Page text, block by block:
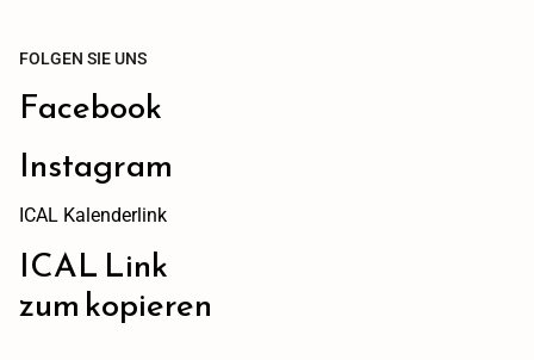
FOLGEN SIE UNS
Facebook
Instagram
ICAL Kalenderlink
ICAL Link
zum kopieren